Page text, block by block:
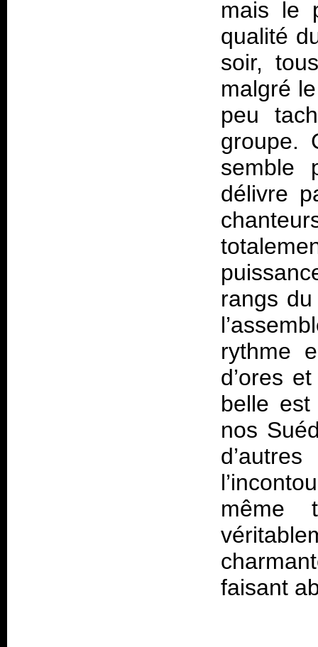
mais le
qualité
soir,
malgré
peu
groupe.
semble
délivre
rangs
rythme
d’ores
belle
nos
même